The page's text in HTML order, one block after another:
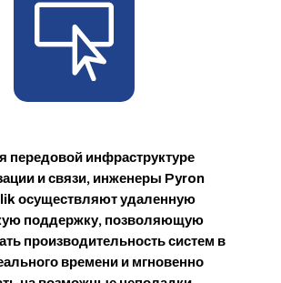

передовой инфраструктуре
и связи, инженеры Pyron
осуществляют удаленную
поддержку, позволяющую
производительность систем в
времени и мгновенно